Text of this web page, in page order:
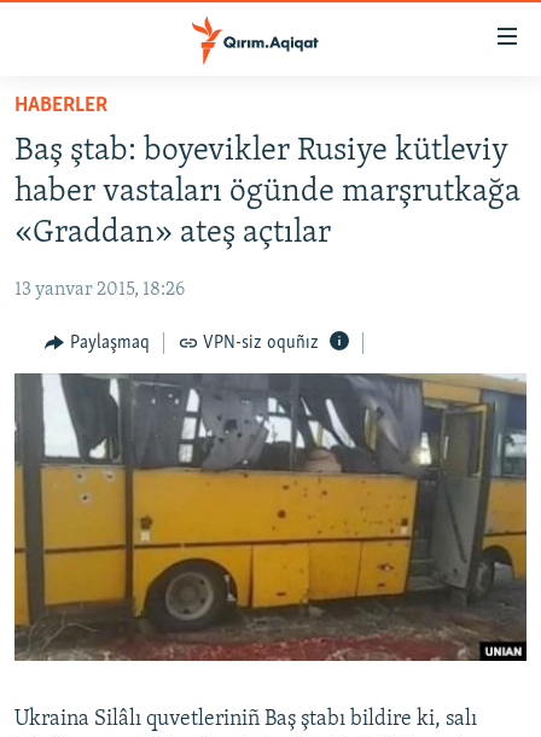
Esas
qaytmaq
Baş
navigatsiyağa
qaytmaq
Qıdıruvğa
qaytmaq
HABERLER
SİYASET
İQTİSADİYAT
MEDENİYET
İNSAN AQLARI
VİDEO
SÜRET
BLOGLAR
Українською
HABERLER
Baş ştab: boyevikler Rusiye kütleviy
haber vastaları ögünde marşrutkağa
«Graddan» ateş açtılar
13 yanvar 2015, 18:26
Paylaşmaq VPN-siz oquñız
Ukraina Silâlı quvetleriniñ Baş ştabı bildire ki, salı